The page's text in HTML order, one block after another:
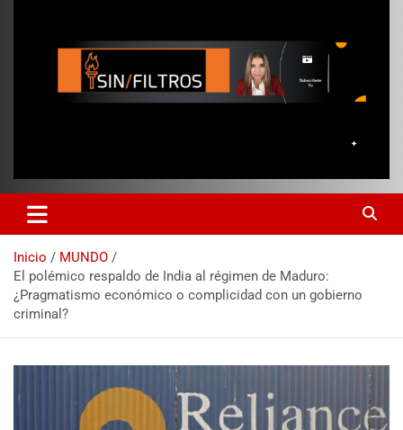
Inicio
MUNDO
El polémico respaldo de India al régimen de Maduro:
¿Pragmatismo económico o complicidad con un gobierno
criminal?